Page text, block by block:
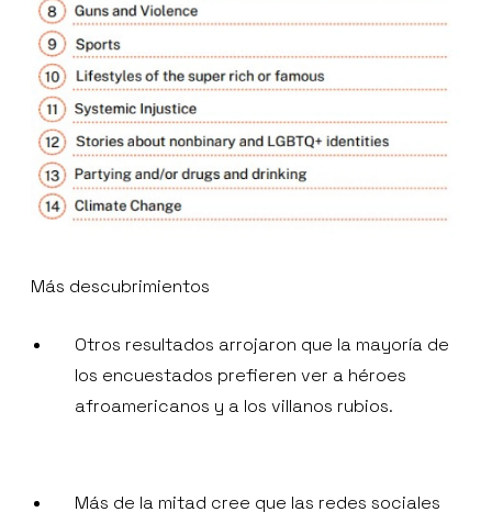
Más descubrimientos
Otros resultados arrojaron que la mayoría de
los encuestados prefieren ver a héroes
afroamericanos y a los villanos rubios.
Más de la mitad cree que las redes sociales